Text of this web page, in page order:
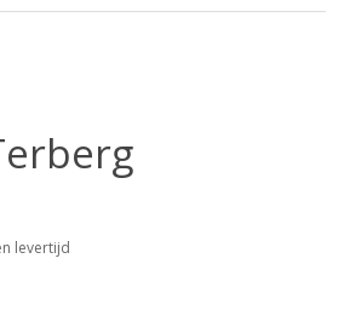
levertijd